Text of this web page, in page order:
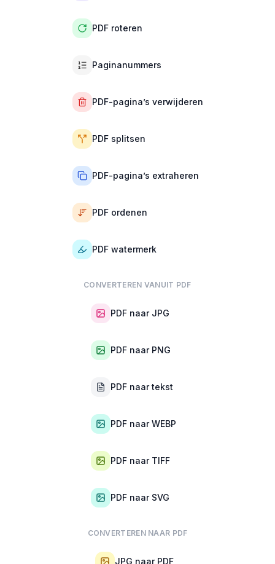
PDF roteren
Paginanummers
PDF-pagina’s verwijderen
PDF splitsen
PDF-pagina’s extraheren
PDF ordenen
PDF watermerk
CONVERTEREN VANUIT PDF
PDF naar JPG
PDF naar PNG
PDF naar tekst
PDF naar WEBP
PDF naar TIFF
PDF naar SVG
CONVERTEREN NAAR PDF
JPG naar PDF